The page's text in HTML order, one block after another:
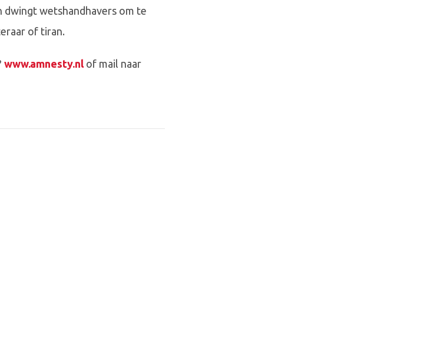
dwingt wetshandhavers om te
of tiran.
www.amnesty.nl of mail naar